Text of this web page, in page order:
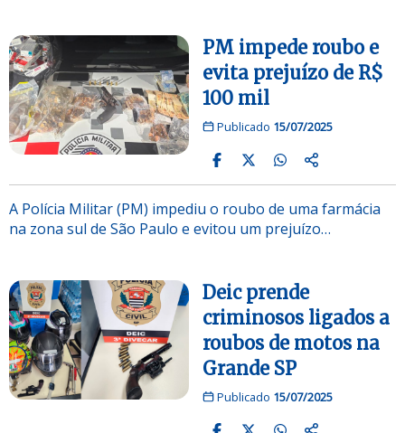
PM impede roubo e
evita prejuízo de R$
100 mil
Publicado 15/07/2025
A Polícia Militar (PM) impediu o roubo de uma farmácia
na zona sul de São Paulo e evitou um prejuízo…
Deic prende
criminosos ligados a
roubos de motos na
Grande SP
Publicado 15/07/2025